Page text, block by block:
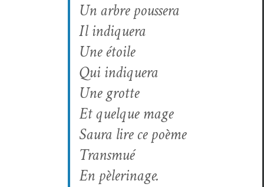
Un arbre poussera
Il indiquera
Une étoile
Qui indiquera
Une grotte
Et quelque mage
Saura lire ce poème
Transmué
En pèlerinage.